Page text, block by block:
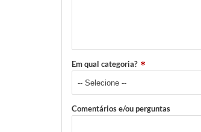
Em qual categoria?
Comentários e/ou perguntas